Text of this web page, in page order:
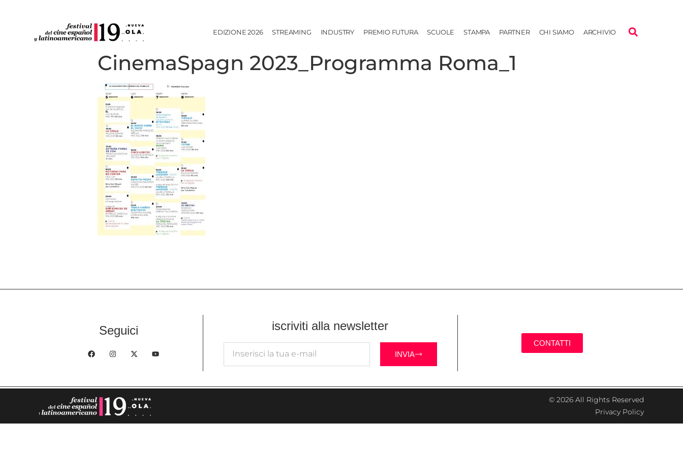
EDIZIONE 2026 STREAMING INDUSTRY PREMIO FUTURA SCUOLE STAMPA PARTNER CHI SIAMO ARCHIVIO
CinemaSpagn 2023_Programma Roma_1
Seguici iscriviti alla newsletter
INVIA
CONTATTI
© 2026 All Rights Reserved
Privacy Policy